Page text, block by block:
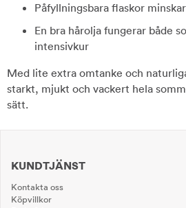
Påfyllningsbara flaskor
En bra hårolja fungerar både
intensivkur
Med lite extra omtanke och
starkt, mjukt och vackert hela
sätt.
KUNDTJÄNST
Kontakta oss
Köpvillkor